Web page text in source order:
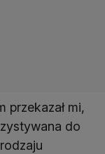
przekazał mi,
do